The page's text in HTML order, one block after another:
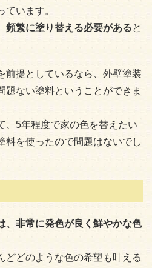
ています。
頻繁に塗り替える必要があると
前提としているなら、外壁塗装
題ない塗料ということができま
、5年程度で家の色を替えたい
料を使ったので問題はないでし
、非常に発色が良く鮮やかな色
どどのような色の希望も叶える